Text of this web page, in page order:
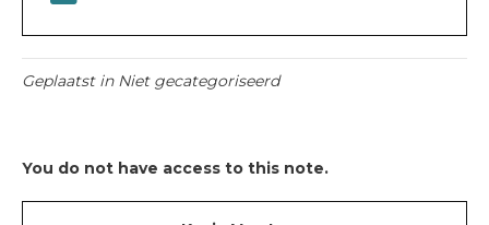
Geplaatst in Niet gecategoriseerd
You do not have access to this note.